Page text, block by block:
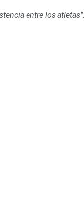
entre los atletas".